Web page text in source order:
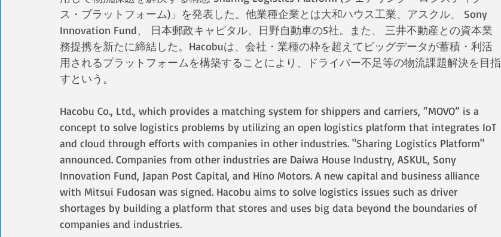
ス・プラットフォーム)」を発表した。他業種企業とは大和ハウス工業、アスクル、 Sony
Innovation Fund、 日本郵政キャピタル、日野自動車の5社。また、 三井不動産との資本業
務提携を新たに締結した。Hacobuは、会社・業種の枠を超えてビッグデータが蓄積・利活
用されるプラットフォームを構築することにより、ドライバー不足等の物流課題解決を目指
すという。
Hacobu Co., Ltd., which provides a matching system for shippers and carriers, “MOVO” is a
concept to solve logistics problems by utilizing an open logistics platform that integrates IoT
and cloud through efforts with companies in other industries. "Sharing Logistics Platform"
announced. Companies from other industries are Daiwa House Industry, ASKUL, Sony
Innovation Fund, Japan Post Capital, and Hino Motors. A new capital and business alliance
with Mitsui Fudosan was signed. Hacobu aims to solve logistics issues such as driver
shortages by building a platform that stores and uses big data beyond the boundaries of
companies and industries.